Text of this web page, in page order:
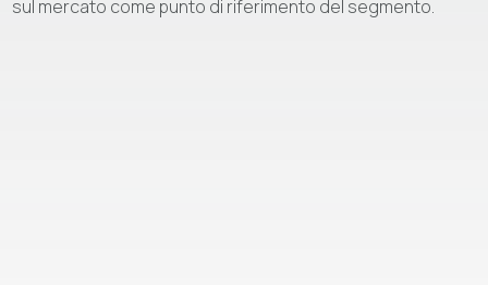
sul mercato come punto di riferimento del segmento.